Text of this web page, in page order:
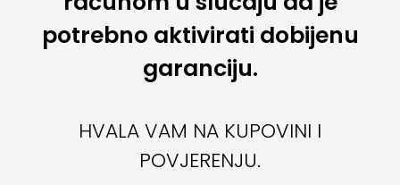
potrebno aktivirati dobijenu
garanciju.
HVALA VAM NA KUPOVINI I
POVJERENJU.